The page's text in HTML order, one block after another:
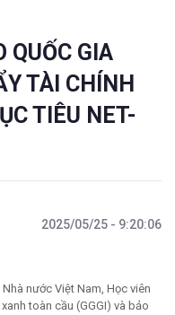
QUỐC GIA
TÀI CHÍNH
TIÊU NET-
2025/05/25 - 9:20:06
nước Việt Nam, Học viên
toàn cầu (GGGI) và bảo